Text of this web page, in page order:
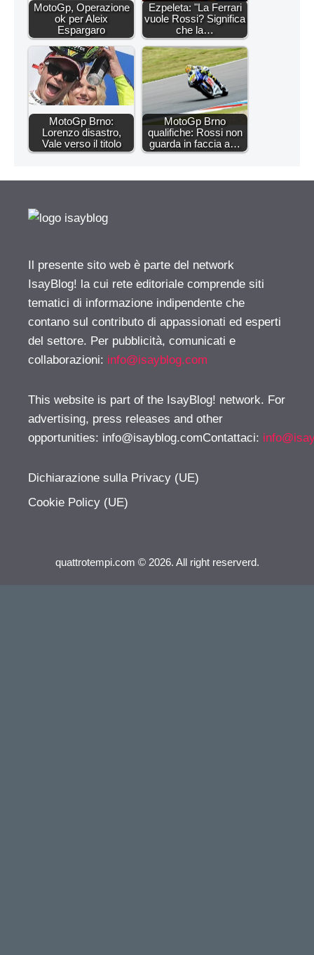
MotoGp, Operazione
ok per Aleix
Espargaro
Ezpeleta: "La Ferrari
vuole Rossi? Significa
che la…
MotoGp Brno:
Lorenzo disastro,
Vale verso il titolo
MotoGp Brno
qualifiche: Rossi non
guarda in faccia a…
Il presente sito web è parte del network
IsayBlog! la cui rete editoriale comprende siti
tematici di informazione indipendente che
contano sul contributo di appassionati ed esperti
del settore. Per pubblicità, comunicati e
collaborazioni: info@isayblog.com
This website is part of the IsayBlog! network. For
advertising, press releases and other
opportunities: info@isayblog.comContattaci:
Dichiarazione sulla Privacy (UE)
Cookie Policy (UE)
quattrotempi.com © 2026. All right reserverd.